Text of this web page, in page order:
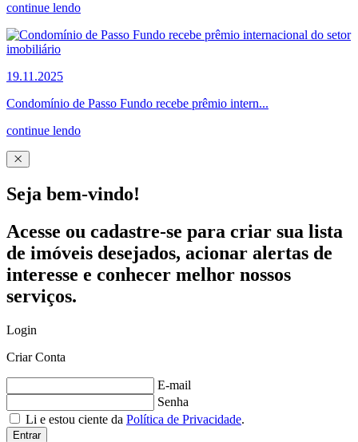
continue lendo
19.11.2025
Condomínio de Passo Fundo recebe prêmio intern...
continue lendo
Seja bem-vindo!
Acesse ou cadastre-se para criar sua lista
de imóveis desejados, acionar alertas de
interesse e conhecer melhor nossos
serviços.
Login
Criar Conta
E-mail
Senha
Li e estou ciente da Política de Privacidade.
Entrar